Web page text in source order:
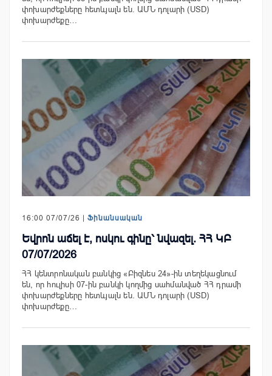
փոխարժեքները հետևյալն են. ԱՄՆ դոլարի (USD)
փոխարժեքը…
16:00 07/07/26 | Ֆինանսական
Եվրոն աճել է, ոսկու գինը՝ նվազել. ՀՀ ԿԲ
07/07/2026
ՀՀ կենտրոնական բանկից «Բիզնես 24»-ին տեղեկացնում
են, որ հուլիսի 07-ին բանկի կողմից սահմանված ՀՀ դրամի
փոխարժեքները հետևյալն են. ԱՄՆ դոլարի (USD)
փոխարժեքը…